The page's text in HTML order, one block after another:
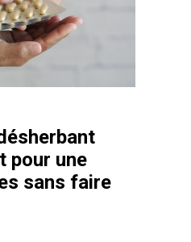
pour une
sans faire